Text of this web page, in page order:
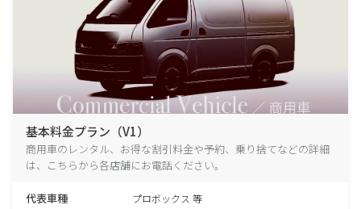
基本料金プラン（V1）
商用車のレンタル、お得な割引料金や予約、乗り捨てなどの詳細
は、こちらから各店舗にお電話ください。
代表車種 プロボックス 等